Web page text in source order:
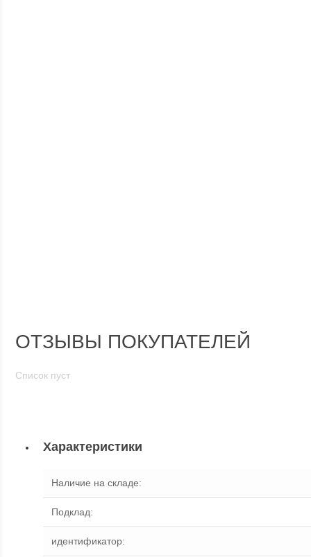
ОТЗЫВЫ ПОКУПАТЕЛЕЙ
Список пуст
Характеристики
Наличие на складе:
Подклад:
идентификатор: